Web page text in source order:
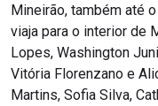
Mineirão, também até
viaja para o interior de
Lopes, Washington
Vitória Florenzano e
Martins, Sofia Silva,